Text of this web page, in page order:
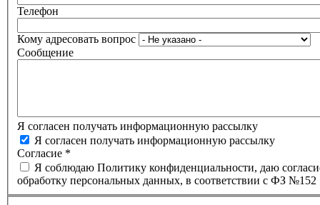
Телефон
Кому адресовать вопрос
Сообщение
Я согласен получать информационную рассылку
Я согласен получать информационную рассылку
Согласие *
Я соблюдаю Политику конфиденциальности, даю
обработку персональных данных, в соответствии с ФЗ №152